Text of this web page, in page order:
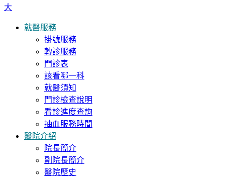
大
就醫服務
掛號服務
轉診服務
門診表
該看哪一科
就醫須知
門診檢查說明
看診進度查詢
抽血服務時間
醫院介紹
院長簡介
副院長簡介
醫院歷史